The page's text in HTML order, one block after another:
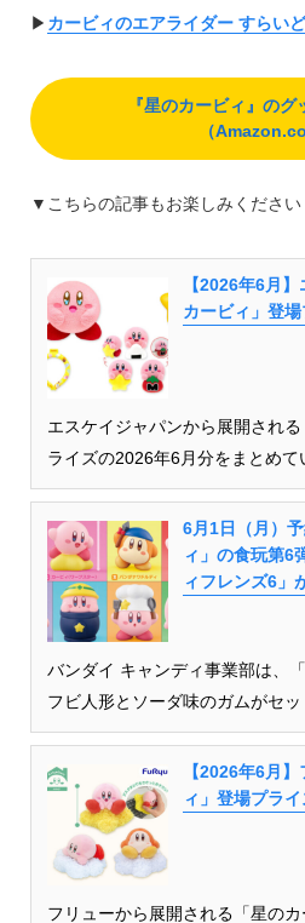
▶︎ カービィのエアライダー すらい
『星のカービィ』の
（
▼こちらの記事もお楽しみください
【2026年6月
カービィ」登
エスケイジャパンから展開され
ライズの2026年6月分をまとめて
6月1日（月）
ィ」の食玩第6
ィフレンズ6」
バンダイ キャンディ事業部は、
フビ人形とソーダ味のガムがセッ
【2026年6月
ィ」登場プラ
フリューから展開される「星の